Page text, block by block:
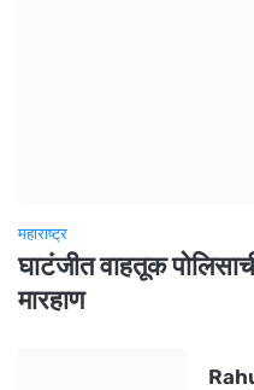
महाराष्ट्र
घाटंजीत वाहतूक
मारहाण